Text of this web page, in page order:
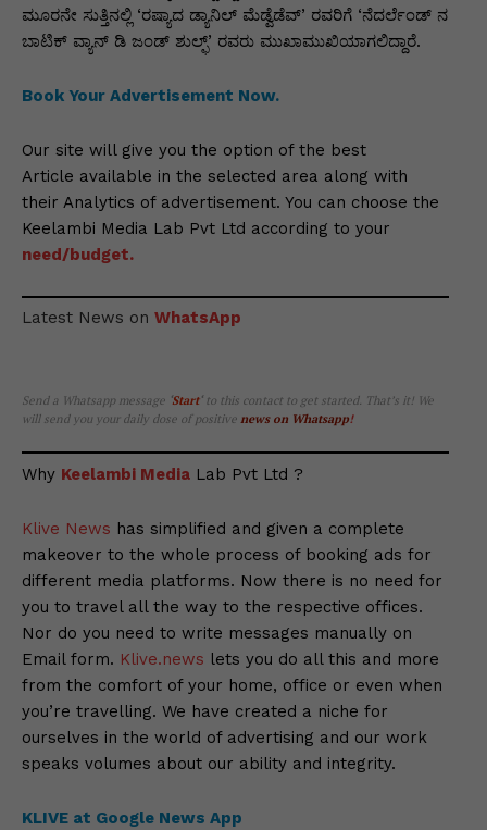
ಮೂರನೇ ಸುತ್ತಿನಲ್ಲಿ ‘ರಷ್ಯಾದ ಡ್ಯಾನಿಲ್ ಮೆಡ್ವೆಡೆವ್’ ರವರಿಗೆ ‘ನೆದರ್ಲೆಂಡ್ ನ
ಬಾಟಿಕ್ ವ್ಯಾನ್ ಡಿ ಜಂಡ್ ಶುಲ್ಫ್’ ರವರು ಮುಖಾಮುಖಿಯಾಗಲಿದ್ದಾರೆ.
Book Your Advertisement Now.
Our site will give you the option of the best
Article available in the selected area along with
their Analytics of advertisement. You can choose the
Keelambi Media Lab Pvt Ltd according to your
need/budget.
Latest News on WhatsApp
Send a Whatsapp message Start‘ to this contact to get started. That’s it! We
will send you your daily dose of positive news on Whatsapp!
Why Keelambi Media Lab Pvt Ltd ?
Klive News has simplified and given a complete
makeover to the whole process of booking ads for
different media platforms. Now there is no need for
you to travel all the way to the respective offices.
Nor do you need to write messages manually on
Email form. Klive.news lets you do all this and more
from the comfort of your home, office or even when
you’re travelling. We have created a niche for
ourselves in the world of advertising and our work
speaks volumes about our ability and integrity.
KLIVE at Google News App